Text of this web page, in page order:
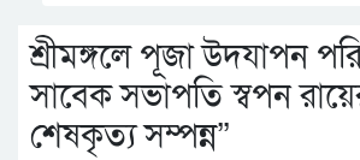
শ্রীমঙ্গলে পূজা উদযাপন
সাবেক সভাপতি স্বপন
শেষকৃত্য সম্পন্ন”